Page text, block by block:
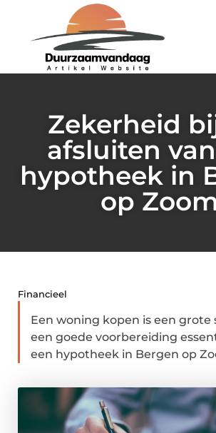
Zekerheid
afsluiten
hypotheek in
op
Financieel
Een woning kopen is een grote
een goede voorbereiding
een hypotheek in Bergen op